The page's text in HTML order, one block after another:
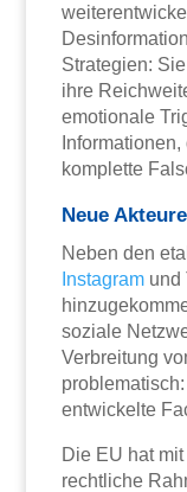
Strategien:
ihre
emotionale
komplette
Neue
Neben den
Instagram und
soziale
Verbreitung
entwickelte
Die EU hat
rechtliche